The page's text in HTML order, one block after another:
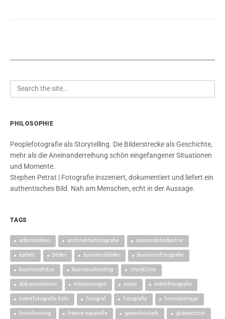
PHILOSOPHIE
Peoplefotografie als Storytelling. Die Bilderstrecke als Geschichte,
mehr als die Aneinanderreihung schön eingefangener Situationen
und Momente.
Stephen Petrat | Fotografie inszeniert, dokumentiert und liefert ein
authentisches Bild. Nah am Menschen, echt in der Aussage.
TAGS
arbeitsleben architekturfotografie automobilindustrie
ballett bilder businessbilder businessfotografie
businessfotos businesshooting checkliste
dokumentation erinnerungen event eventfotografie
eventfotografie köln fotograf fotografie fotoreportage
fotoshooting france naturelle gewerkschaft globetrotter